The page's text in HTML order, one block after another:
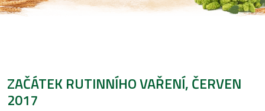
ZAČÁTEK RUTINNÍHO VAŘENÍ, ČERVEN
2017